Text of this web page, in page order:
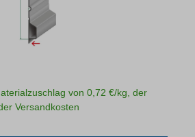
von 0,72 €/kg, der
Versandkosten